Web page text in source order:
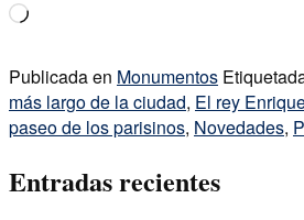
Cargando...
Publicada en Monumentos
más largo de la ciudad, El rey
paseo de los parisinos, Novedades,
Entradas recientes